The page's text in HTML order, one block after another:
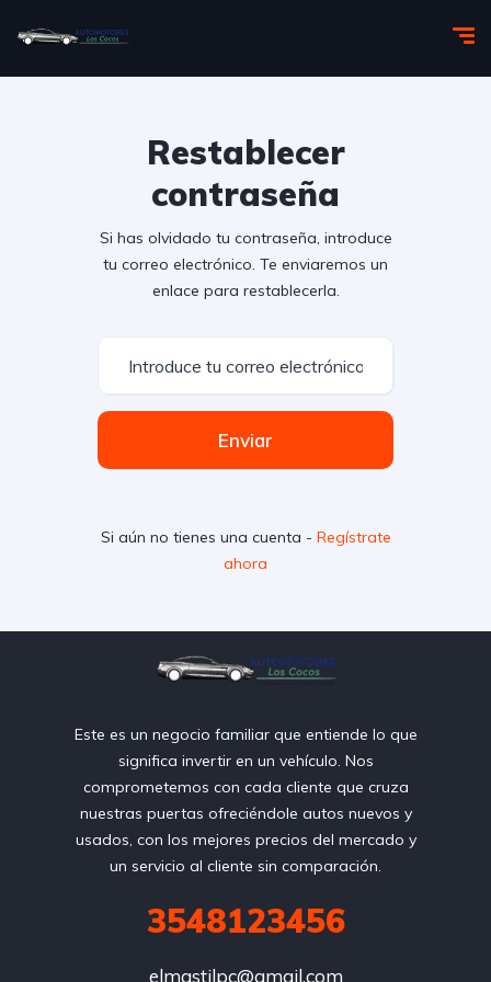
Restablecer
contraseña
Si has olvidado tu contraseña, introduce
tu correo electrónico. Te enviaremos un
enlace para restablecerla.
Enviar
Si aún no tienes una cuenta - Regístrate
ahora
Este es un negocio familiar que entiende lo que
significa invertir en un vehículo. Nos
comprometemos con cada cliente que cruza
nuestras puertas ofreciéndole autos nuevos y
usados, con los mejores precios del mercado y
un servicio al cliente sin comparación.
3548123456
elmastilpc@gmail.com